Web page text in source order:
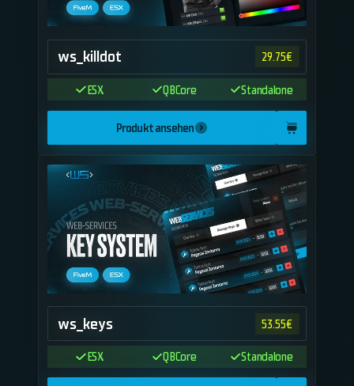
ws_killdot 29.75€
ESX QBCore Standalone
Produkt ansehen
ws_keys 53.55€
ESX QBCore Standalone